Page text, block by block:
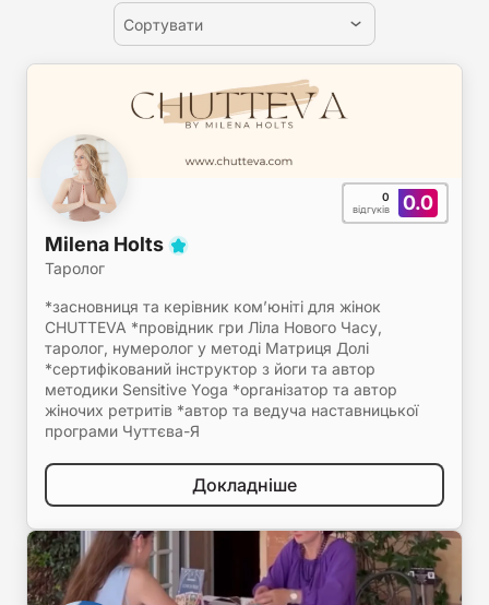
Сортувати
0.0
0
відгуків
Milena Holts
Таролог
*засновниця та керівник комʼюніті для жінок
CHUTTEVA *провідник гри Ліла Нового Часу,
таролог, нумеролог у методі Матриця Долі
*сертифікований інструктор з йоги та автор
методики Sensitive Yoga *організатор та автор
жіночих ретритів *автор та ведуча наставницької
програми Чуттєва-Я
Докладніше